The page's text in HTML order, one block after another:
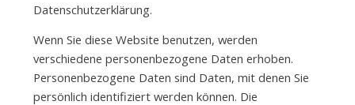
Datenschutzerklärung.
Wenn Sie diese Website benutzen, werden
verschiedene personenbezogene Daten erhoben.
Personenbezogene Daten sind Daten, mit denen Sie
persönlich identifiziert werden können. Die